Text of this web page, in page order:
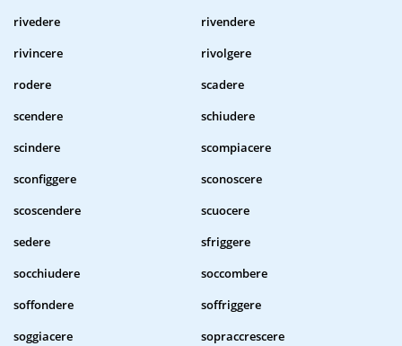
rivedere
rivendere
rivincere
rivolgere
rodere
scadere
scendere
schiudere
scindere
scompiacere
sconfiggere
sconoscere
scoscendere
scuocere
sedere
sfriggere
socchiudere
soccombere
soffondere
soffriggere
soggiacere
sopraccrescere